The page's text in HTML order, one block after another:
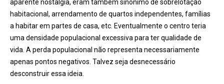
aparente nostalgia, eram também sinónimo de sobrelotação
habitacional, arrendamento de quartos independentes, famílias
a habitar em partes de casa, etc. Eventualmente o centro teria
uma densidade populacional excessiva para ter qualidade de
vida. A perda populacional não representa necessariamente
apenas pontos negativos. Talvez seja desnecessário
desconstruir essa ideia.